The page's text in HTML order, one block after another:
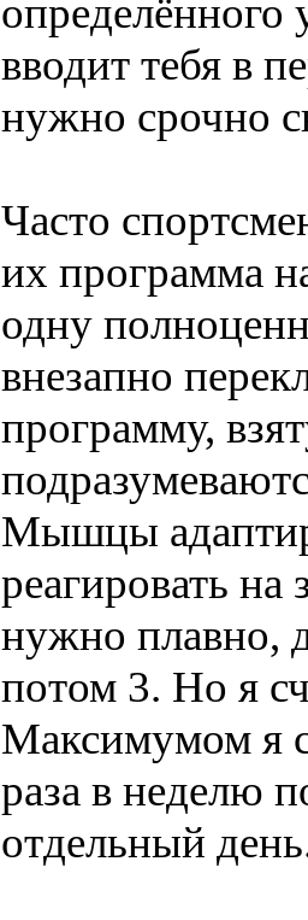
определённого
вводит тебя в
нужно срочно
Часто
их программа
одну
внезапно
программу,
Мышцы
реагировать
нужно плавно,
потом 3. Но я
Максимумом я
раза в неделю
отдельный